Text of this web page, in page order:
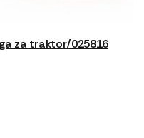
za traktor/025816